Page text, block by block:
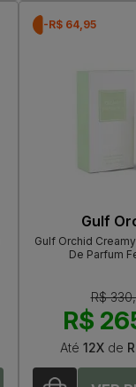
-R$ 64,95
Gulf
Gulf Orchid
De Parfum
R$
R$
Até 12X de